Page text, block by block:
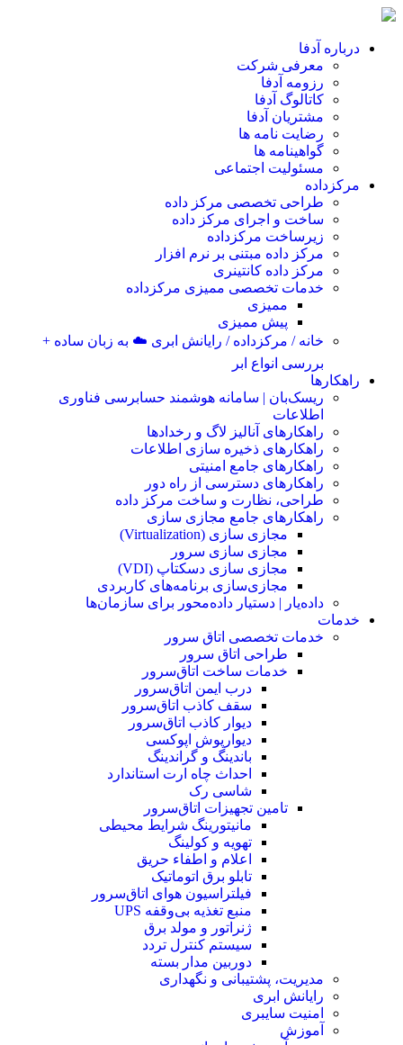
درباره آدفا
معرفی شرکت
رزومه آدفا
کاتالوگ آدفا
مشتریان آدفا
رضایت نامه ها
گواهینامه ها
مسئولیت اجتماعی
مرکزداده
طراحی تخصصی مرکز داده
ساخت و اجرای مرکز داده
زیرساخت مرکزداده
مرکز داده مبتنی بر نرم افزار
مرکز داده کانتینری
خدمات تخصصی ممیزی مرکزداده
ممیزی
پیش ممیزی
خانه / مرکزداده / رایانش ابری ☁️ به زبان ساده +
بررسی انواع ابر
راهکارها
ریسک‌بان | سامانه هوشمند حسابرسی فناوری
اطلاعات
راهکارهای آنالیز لاگ و رخدادها
راهکارهای ذخیره سازی اطلاعات
راهکارهای جامع امنیتی
راهکارهای دسترسی از راه دور
طراحی، نظارت و ساخت مرکز داده
راهکارهای جامع مجازی سازی
مجازی سازی (Virtualization)
مجازی‌ سازی سرور
مجازی‌ سازی دسکتاپ (VDI)
مجازی‌سازی برنامه‌های کاربردی
داده‌یار | دستیار داده‌محور برای سازمان‌ها
خدمات
خدمات تخصصی اتاق سرور
طراحی اتاق‌ سرور
خدمات ساخت اتاق‌سرور
درب ایمن اتاق‌سرور
سقف کاذب اتاق‌سرور
دیوار کاذب اتاق‌سرور
دیوار‌پوش اپوکسی
باندینگ و گراندینگ
احداث چاه ارت استاندارد
شاسی رک
تامین تجهیزات اتاق‌سرور
مانیتورینگ شرایط محیطی
تهویه و کولینگ
اعلام و اطفاء حریق
تابلو برق اتوماتیک
فیلتراسیون هوای اتاق‌سرور
منبع تغذیه بی‌وقفه ‌UPS
ژنراتور و مولد برق
سیستم کنترل تردد
دوربین مدار بسته
مدیریت، پشتیبانی و نگهداری
رایانش ابری
امنیت سایبری
آموزش